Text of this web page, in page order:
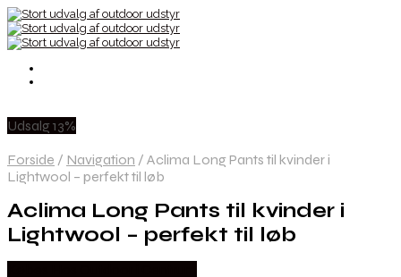
Udsalg 13%
Forside / Navigation / Aclima Long Pants til kvinder i
Lightwool – perfekt til løb
Aclima Long Pants til kvinder i
Lightwool – perfekt til løb